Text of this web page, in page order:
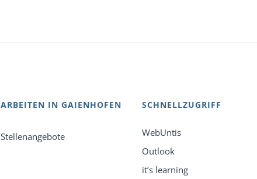
ARBEITEN IN GAIENHOFEN
Stellenangebote
SCHNELLZUGRIFF
WebUntis
Outlook
it’s learning